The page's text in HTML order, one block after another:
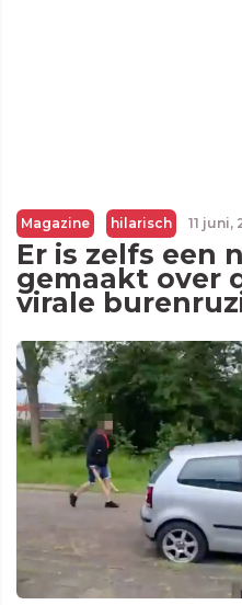
Magazine hilarisch 11 juni,
Er is zelfs een
gemaakt over
virale